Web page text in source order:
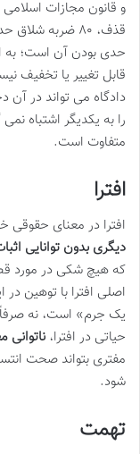
قذف، ۸۰ ضربه
حدی بودن آن است؛ به
قابل تغییر یا تخفیف
دادگاه می تواند در آن
را به یکدیگر اشتباه
متفاوت است.
افترا
افترا در معنای حقوقی
دیگری بدون توانایی
که هیچ شکی در مورد
اصلی افترا با توهین
یک جرم» است، نه
حیاتی در افترا،
مفتری بتواند صحت
شود.
تهمت